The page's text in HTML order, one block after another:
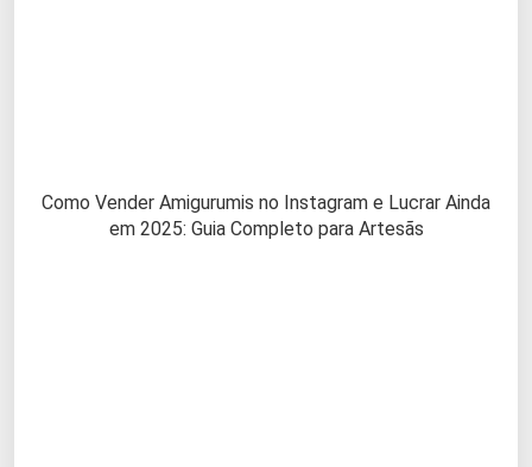
Como Vender Amigurumis no Instagram e Lucrar Ainda
em 2025: Guia Completo para Artesãs